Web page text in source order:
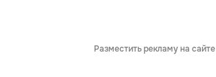
Разместить рекламу на сайте